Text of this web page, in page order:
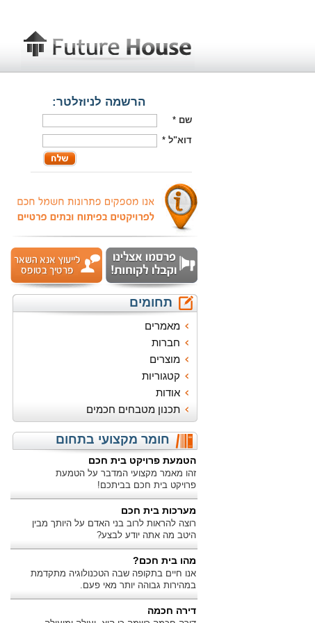
הרשמה לניוזלטר:
שם *
דוא"ל *
תחומים
מאמרים
חברות
מוצרים
קטגוריות
אודות
תכנון מטבחים חכמים
חומר מקצועי בתחום
הטמעת פרויקט בית חכם
זהו מאמר מקצועי המדבר על הטמעת
פרויקט בית חכם בביתכם!
מערכות בית חכם
רוצה להראות לרוב בני האדם על היותך מבין
היטב מה אתה יודע לבצע?
מהו בית חכם?
אנו חיים בתקופה שבה הטכנולוגיה מתקדמת
במהירות גבוהה יותר מאי פעם.
דירה חכמה